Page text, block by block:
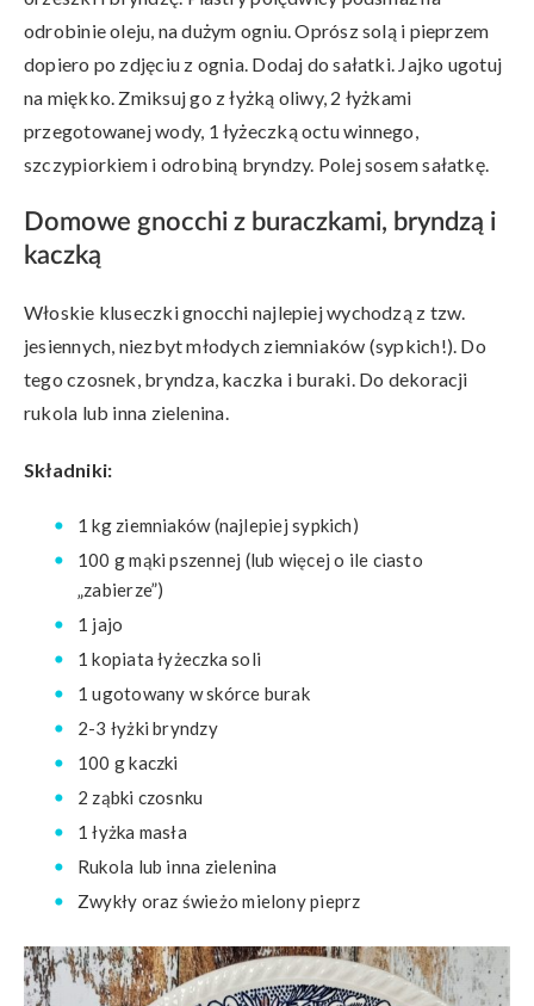
odrobinie oleju, na dużym ogniu. Oprósz solą i pieprzem
dopiero po zdjęciu z ognia. Dodaj do sałatki. Jajko ugotuj
na miękko. Zmiksuj go z łyżką oliwy, 2 łyżkami
przegotowanej wody, 1 łyżeczką octu winnego,
szczypiorkiem i odrobiną bryndzy. Polej sosem sałatkę.
Domowe gnocchi z buraczkami, bryndzą i
kaczką
Włoskie kluseczki gnocchi najlepiej wychodzą z tzw.
jesiennych, niezbyt młodych ziemniaków (sypkich!). Do
tego czosnek, bryndza, kaczka i buraki. Do dekoracji
rukola lub inna zielenina.
Składniki:
1 kg ziemniaków (najlepiej sypkich)
100 g mąki pszennej (lub więcej o ile ciasto
„zabierze”)
1 jajo
1 kopiata łyżeczka soli
1 ugotowany w skórce burak
2-3 łyżki bryndzy
100 g kaczki
2 ząbki czosnku
1 łyżka masła
Rukola lub inna zielenina
Zwykły oraz świeżo mielony pieprz